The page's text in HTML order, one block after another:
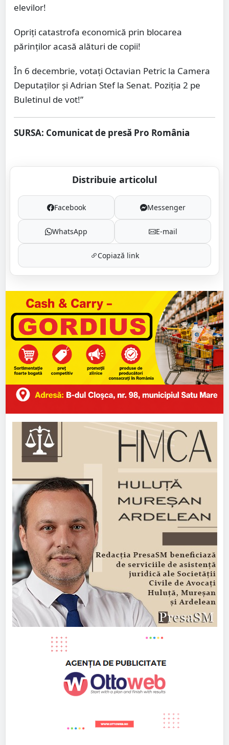
elevilor!
Opriți catastrofa economică prin blocarea
părinților acasă alături de copii!
În 6 decembrie, votați Octavian Petric la Camera
Deputaților și Adrian Stef la Senat. Poziția 2 pe
Buletinul de vot!”
SURSA: Comunicat de presă Pro România
Distribuie articolul
Facebook Messenger
WhatsApp E-mail
Copiază link